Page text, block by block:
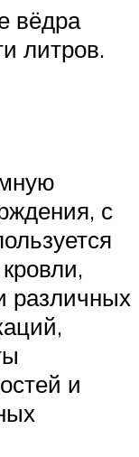
вёдра
литров.
с
различных
и